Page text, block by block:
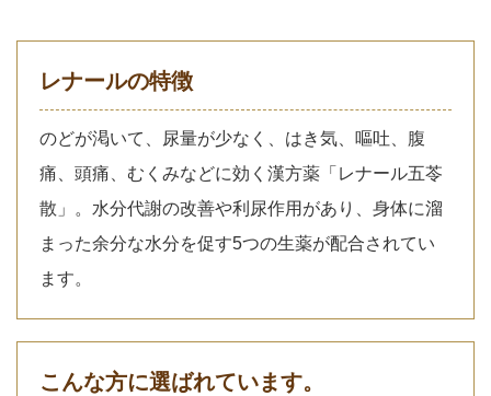
レナールの特徴
のどが渇いて、尿量が少なく、はき気、嘔吐、腹
痛、頭痛、むくみなどに効く漢方薬「レナール五苓
散」。水分代謝の改善や利尿作用があり、身体に溜
まった余分な水分を促す5つの生薬が配合されてい
ます。
こんな方に選ばれています。